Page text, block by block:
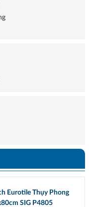
Eurotile Thụy Phong
SIG P4805